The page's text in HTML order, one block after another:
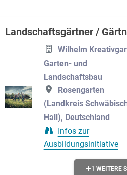
Landschaftsgärtner /
Wilhelm
Garten- und
Landschaftsbau
Rosengarten
(Landkreis
Hall), Deutschland
Infos zur
Ausbildungsinitiative
1 WEITERE